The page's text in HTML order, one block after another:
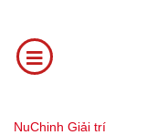
NuChinh Giải trí